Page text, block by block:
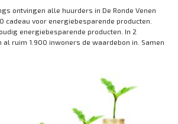
ontvingen alle huurders in De Ronde Venen
cadeau voor energiebesparende producten.
energiebesparende producten. In 2
ruim 1.900 inwoners de waardebon in. Samen